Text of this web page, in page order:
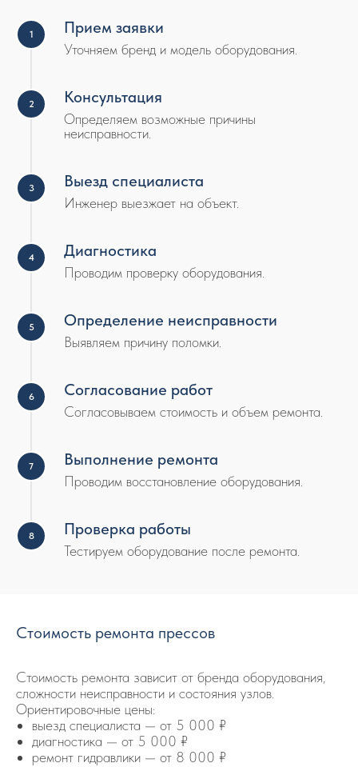
Прием заявки
Уточняем бренд и модель оборудования.
Консультация
Определяем возможные причины
неисправности.
Выезд специалиста
Инженер выезжает на объект.
Диагностика
Проводим проверку оборудования.
Определение неисправности
Выявляем причину поломки.
Согласование работ
Согласовываем стоимость и объем ремонта.
Выполнение ремонта
Проводим восстановление оборудования.
Проверка работы
Тестируем оборудование после ремонта.
Стоимость ремонта прессов
Стоимость ремонта зависит от бренда оборудования,
сложности неисправности и состояния узлов.
Ориентировочные цены:
выезд специалиста — от 5 000 ₽
диагностика — от 5 000 ₽
ремонт гидравлики — от 8 000 ₽